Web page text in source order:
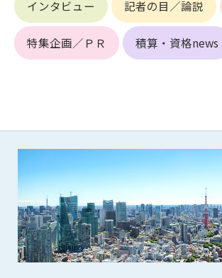
インタビュー 記者の目／論説
特集企画／ＰＲ 積算・資格news
3. 会員は、IDおよびパスワードの管理不十分、
第三者（他の会員を含む）の使用等による損
を負うものとし、管理者は一切責任を負いま
(2) 第三者または管理者の財産、プライバシー
為
(3) 第三者または管理者を誹謗中傷する行為
(4) 有害なコンピュータプログラム等を送信又
(5) 第三者に不利益を与える行為
(6) 管理者が承認していない営利を目的とした
(7) 公序良俗に反する行為